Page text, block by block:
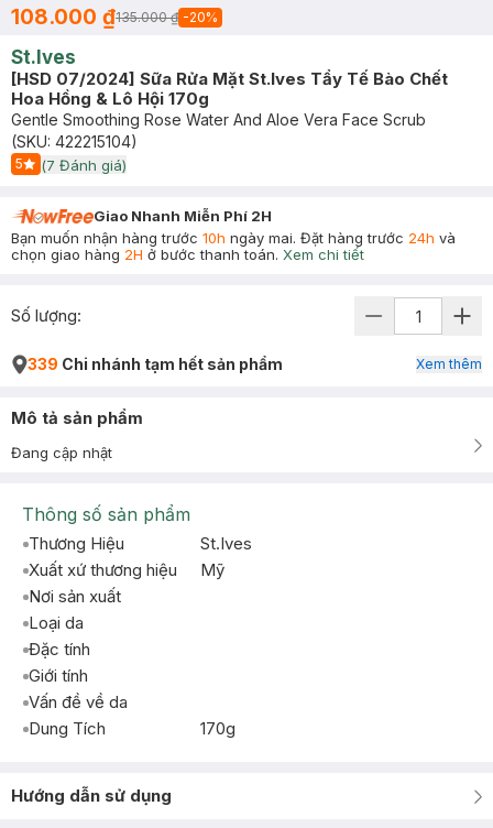
108.000 ₫135.000 ₫ -20%
St.Ives
[HSD 07/2024] Sữa Rửa Mặt St.Ives Tẩy Tế Bào Chết
Hoa Hồng & Lô Hội 170g
Gentle Smoothing Rose Water And Aloe Vera Face Scrub
(SKU: 422215104)
5
Start Icon
(7 Đánh giá)
Giao Nhanh Miễn Phí 2H
Bạn muốn nhận hàng trước 10h ngày mai. Đặt hàng trước 24h và
chọn giao hàng 2H ở bước thanh toán. Xem chi tiết
Số lượng:
339 Chi nhánh tạm hết sản phẩm Xem thêm
Mô tả sản phẩm
Đang cập nhật
Thông số sản phẩm
Thương Hiệu
St.Ives
Xuất xứ thương hiệu
Mỹ
Nơi sản xuất
Loại da
Đặc tính
Giới tính
Vấn đề về da
Dung Tích
170g
Hướng dẫn sử dụng